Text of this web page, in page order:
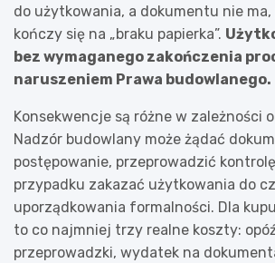
do użytkowania, a dokumentu nie ma,
kończy się na „braku papierka”.
bez wymaganego zakończenia
naruszeniem Prawa budowlanego.
Konsekwencje są różne w zależności
Nadzór budowlany może żądać
postępowanie, przeprowadzić
przypadku zakazać użytkowania do
uporządkowania formalności. Dla
to co najmniej trzy realne koszty:
przeprowadzki, wydatek na